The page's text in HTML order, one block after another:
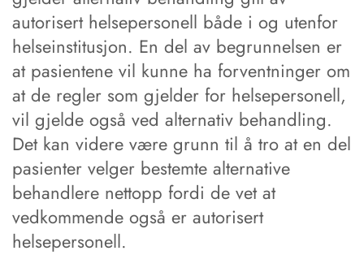
autorisert helsepersonell både i og utenfor
helseinstitusjon. En del av begrunnelsen er
at pasientene vil kunne ha forventninger om
at de regler som gjelder for helsepersonell,
vil gjelde også ved alternativ behandling.
Det kan videre være grunn til å tro at en del
pasienter velger bestemte alternative
behandlere nettopp fordi de vet at
vedkommende også er autorisert
helsepersonell.